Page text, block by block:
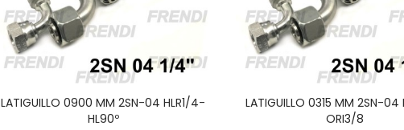
LATIGUILLO 0900 MM 2SN-04 HLR1/4-
HL90º
LATIGUILLO 0315 MM 2SN-04
ORI3/8